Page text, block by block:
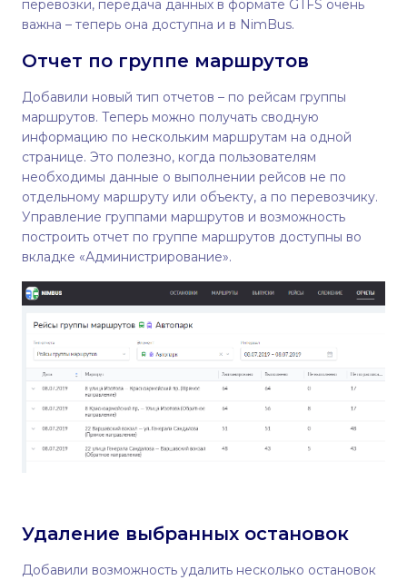
перевозки, передача данных в формате GTFS очень
важна – теперь она доступна и в NimBus.
Отчет по группе маршрутов
Добавили новый тип отчетов – по рейсам группы
маршрутов. Теперь можно получать сводную
информацию по нескольким маршрутам на одной
странице. Это полезно, когда пользователям
необходимы данные о выполнении рейсов не по
отдельному маршруту или объекту, а по перевозчику.
Управление группами маршрутов и возможность
построить отчет по группе маршрутов доступны во
вкладке «Администрирование».
Удаление выбранных остановок
Добавили возможность удалить несколько остановок